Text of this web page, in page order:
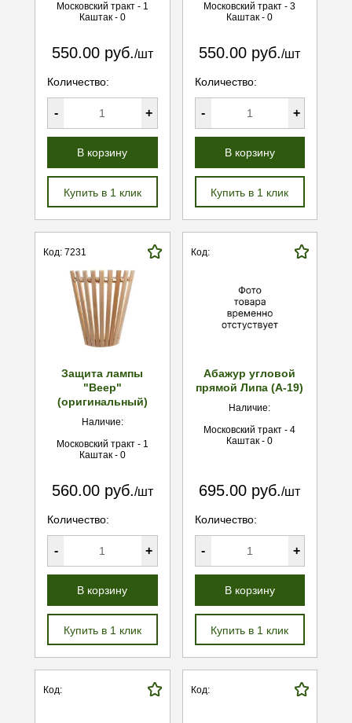
Московский тракт - 1
Каштак - 0
550.00 руб./шт
Количество:
- +
В корзину
Купить в 1 клик
Московский тракт - 3
Каштак - 0
550.00 руб./шт
Количество:
- +
В корзину
Купить в 1 клик
Код: 7231
Защита лампы
"Веер"
(оригинальный)
Наличие:
Московский тракт - 1
Каштак - 0
560.00 руб./шт
Количество:
- +
В корзину
Купить в 1 клик
Код:
Абажур угловой
прямой Липа (А-19)
Наличие:
Московский тракт - 4
Каштак - 0
695.00 руб./шт
Количество:
- +
В корзину
Купить в 1 клик
Код: Код: